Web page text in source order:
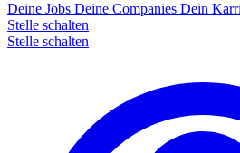
Deine Jobs Deine Companies Dein
Stelle schalten
Stelle schalten